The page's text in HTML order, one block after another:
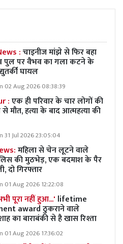
:चाइनीज मांझे से फिर बहा
पुल पर वैभव का गला कटने के
घायल
02 Aug 2026 08:38:39
:एक ही परिवार के चार लोगों की
मौत, हत्या के बाद आत्महत्या की
31 Jul 2026 23:05:04
महिला से चेन लूटने वाले
की मुठभेड़, एक बदमाश के पैर
दो गिरफ्तार
01 Aug 2026 12:22:08
पूरा नहीं हुआ...' lifetime
award ठुकराने वाले
का बाराबंकी से है खास रिश्ता
01 Aug 2026 17:36:02